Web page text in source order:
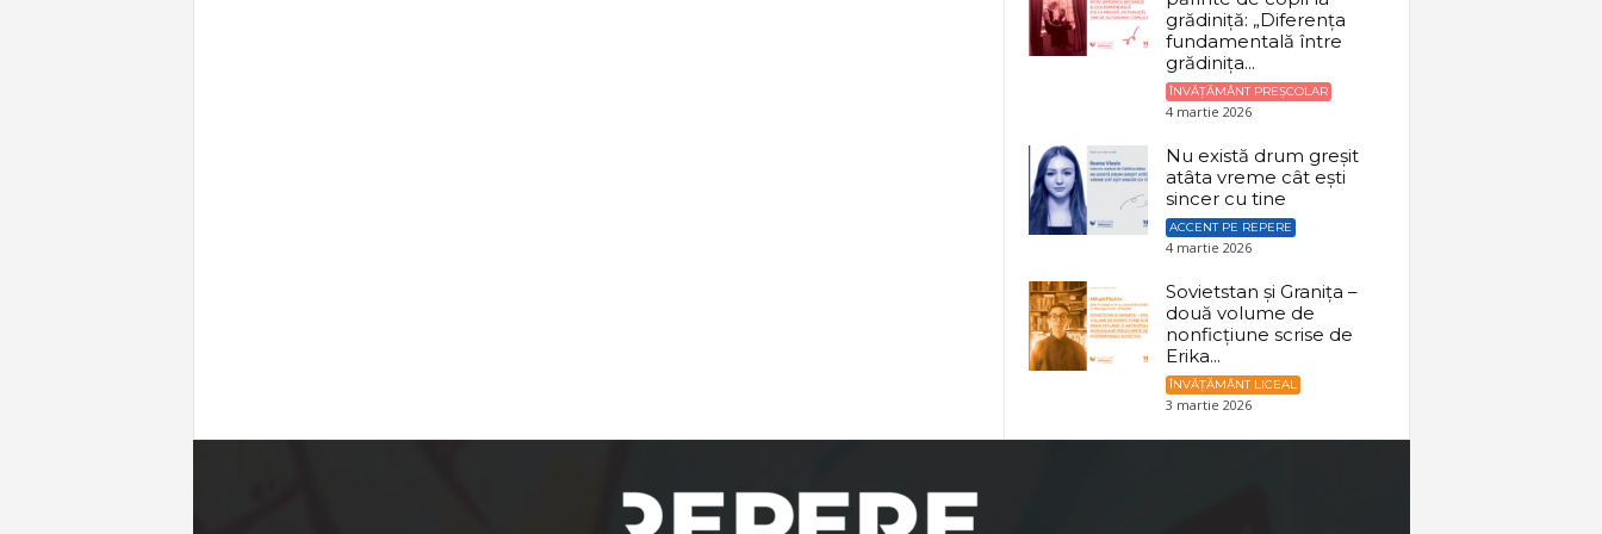
grădiniță: „Diferența
fundamentală între
grădinița...
ÎNVĂȚĂMÂNT PREȘCOLAR
4 martie 2026
Nu există drum greșit
atâta vreme cât ești
sincer cu tine
ACCENT PE REPERE
4 martie 2026
Sovietstan și Granița –
două volume de
nonficțiune scrise de
Erika...
ÎNVĂȚĂMÂNT LICEAL
3 martie 2026